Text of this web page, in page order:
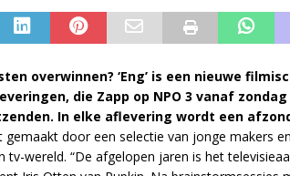
overwinnen? ‘Eng’ is een nieuwe
die Zapp op NPO 3 vanaf
In elke aflevering wordt een
door een selectie van jonge makers
tv-wereld. “De afgelopen jaren is het